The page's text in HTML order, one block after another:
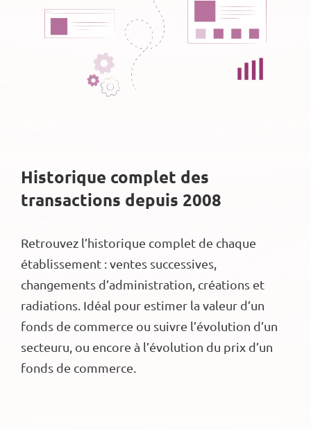
Historique complet des
transactions depuis 2008
Retrouvez l’historique complet de chaque
établissement : ventes successives,
changements d’administration, créations et
radiations. Idéal pour estimer la valeur d’un
fonds de commerce ou suivre l’évolution d’un
secteuru, ou encore à l’évolution du prix d’un
fonds de commerce.